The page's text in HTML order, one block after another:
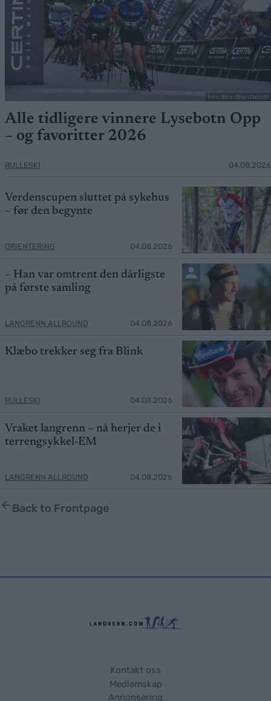
Foto: Blink/Ørjan Dalseth
Alle tidligere vinnere Lysebotn Opp
– og favoritter 2026
RULLESKI 04.08.2026
Verdenscupen sluttet på sykehus
– før den begynte
ORIENTERING 04.08.2026
– Han var omtrent den dårligste
på første samling
LANGRENN ALLROUND 04.08.2026
Klæbo trekker seg fra Blink
RULLESKI 04.08.2026
Vraket langrenn – nå herjer de i
terrengsykkel-EM
LANGRENN ALLROUND 04.08.2026
Back to Frontpage
Kontakt oss
Medlemskap
Annonsering